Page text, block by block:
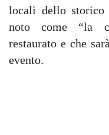
locali dello storico
noto come “la
restaurato e che
evento.